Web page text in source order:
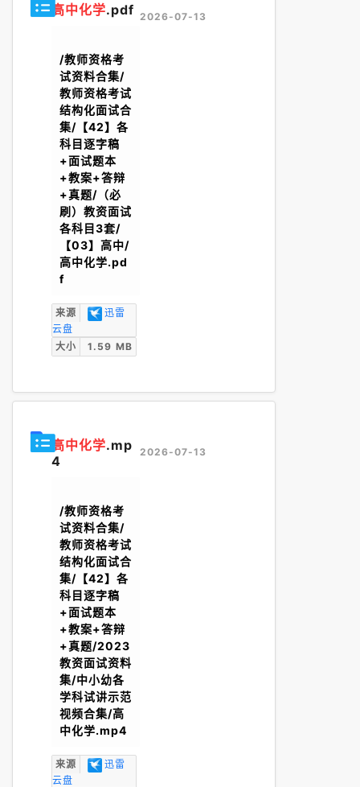
高中化学.pdf
/教师资格考
试资料合集/
教师资格考试
结构化面试合
集/【42】各
科目逐字稿
+面试题本
+教案+答辩
+真题/（必
刷）教资面试
各科目3套/
【03】高中/
高中化学.pd
f
来源
迅雷
云盘
大小
1.59 MB
2026-07-13
高中化学.mp
4
/教师资格考
试资料合集/
教师资格考试
结构化面试合
集/【42】各
科目逐字稿
+面试题本
+教案+答辩
+真题/2023
教资面试资料
集/中小幼各
学科试讲示范
视频合集/高
中化学.mp4
来源
迅雷
云盘
2026-07-13